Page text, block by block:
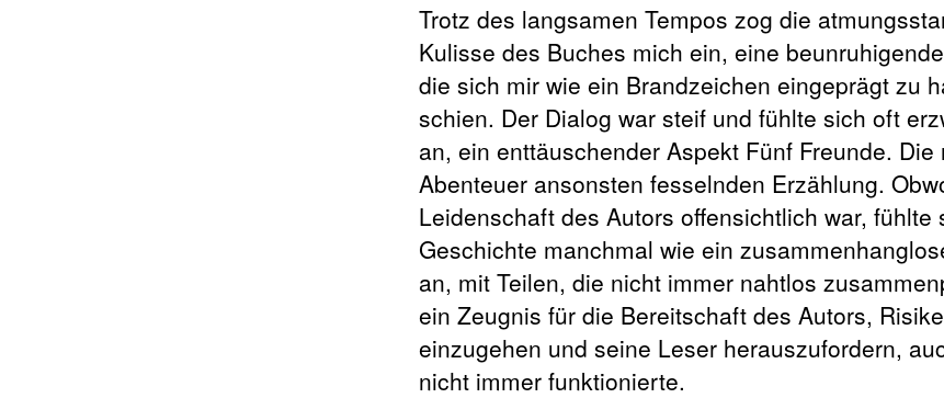
Trotz des langsamen Tempos zog die
Kulisse des Buches mich ein, eine
die sich mir wie ein Brandzeichen eingeprägt zu
schien. Der Dialog war steif und fühlte sich oft
an, ein enttäuschender Aspekt Fünf Freunde. Die
Abenteuer ansonsten fesselnden Erzählung.
Leidenschaft des Autors offensichtlich war, fühlte
Geschichte manchmal wie ein
an, mit Teilen, die nicht immer nahtlos
ein Zeugnis für die Bereitschaft des Autors,
einzugehen und seine Leser herauszufordern,
nicht immer funktionierte.